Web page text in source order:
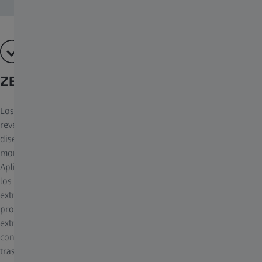
ZEISS T* anti-reflective coating
Los elementos ópticos de los objetivos ZEISS cuentan con un
revestimiento antirreflectante T*® en todas las superficies y un
diseño óptico que garantiza imágenes de brillo superior en todo
momento, incluso en condiciones de iluminación desfavorables.
Aplicamos el recubrimiento antirreflectante a las superficies de
los objetivos mediante la deposición por vaporización de capas
extremadamente finas y transparentes sobre el cristal. En este
proceso, se vaporizan sustancias especiales con una energía
extremadamente alta en un entorno de alto vacío y, a
continuación, se depositan sobre las superficies de cristal, una
tras otra, en forma de capas con espesores controlados con